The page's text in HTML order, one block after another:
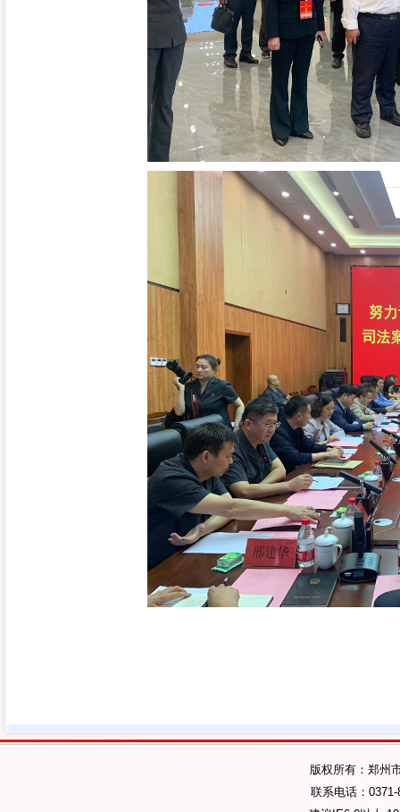
版权所有：郑州
联系电话：